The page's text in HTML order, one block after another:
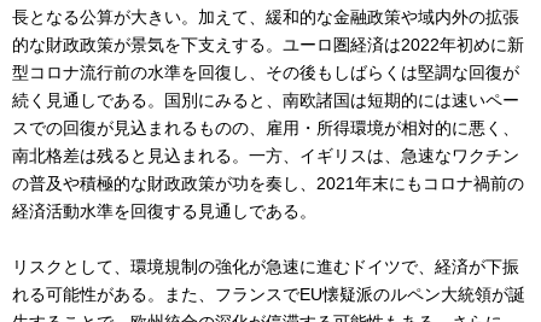
長となる公算が大きい。加えて、緩和的な金融政策や域内外の拡張
的な財政政策が景気を下支えする。ユーロ圏経済は2022年初めに新
型コロナ流行前の水準を回復し、その後もしばらくは堅調な回復が
続く見通しである。国別にみると、南欧諸国は短期的には速いペー
スでの回復が見込まれるものの、雇用・所得環境が相対的に悪く、
南北格差は残ると見込まれる。一方、イギリスは、急速なワクチン
の普及や積極的な財政政策が功を奏し、2021年末にもコロナ禍前の
経済活動水準を回復する見通しである。
リスクとして、環境規制の強化が急速に進むドイツで、経済が下振
れる可能性がある。また、フランスでEU懐疑派のルペン大統領が誕